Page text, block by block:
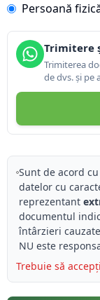
Persoană
Trimitere
Trimiterea
de dvs. și pe
Sunt de acord cu
datelor cu
reprezentant
documentul
întârzieri
NU este
Trebuie să